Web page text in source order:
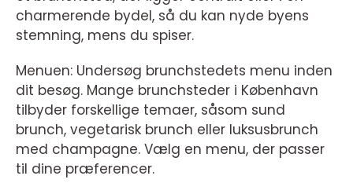
charmerende bydel, så du kan nyde byens
stemning, mens du spiser.
Menuen: Undersøg brunchstedets menu inden
dit besøg. Mange brunchsteder i København
tilbyder forskellige temaer, såsom sund
brunch, vegetarisk brunch eller luksusbrunch
med champagne. Vælg en menu, der passer
til dine præferencer.